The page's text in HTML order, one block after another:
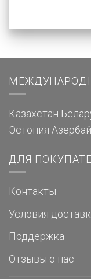
Казахстан
Эстония
ДЛЯ
Контакты
Условия
Поддержка
Отзывы о нас